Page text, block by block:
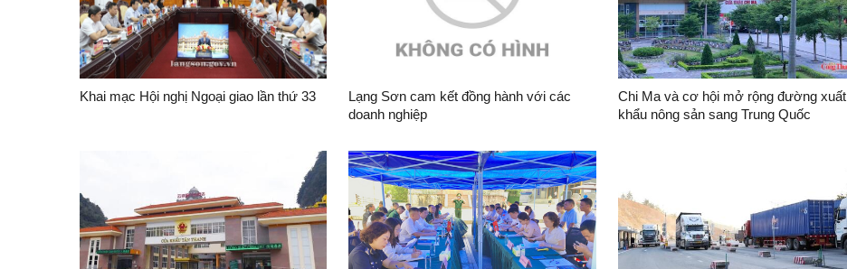
Khai mạc Hội nghị Ngoại giao lần thứ 33
Lạng Sơn cam kết đồng hành với các
doanh nghiệp
Chi Ma và cơ hội mở rộng đường xuất
khẩu nông sản sang Trung Quốc